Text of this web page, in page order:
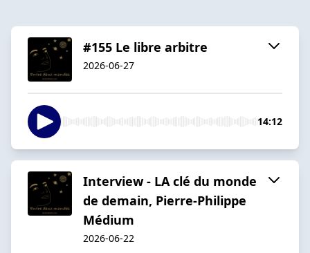
#155 Le libre arbitre
2026-06-27
14:12
Interview - LA clé du monde
de demain, Pierre-Philippe
Médium
2026-06-22